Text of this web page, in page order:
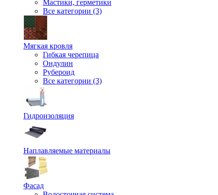
Мастики, герметики
Все категории (3)
Мягкая кровля
Гибкая черепица
Ондулин
Рубероид
Все категории (3)
Гидроизоляция
Наплавляемые материалы
Фасад